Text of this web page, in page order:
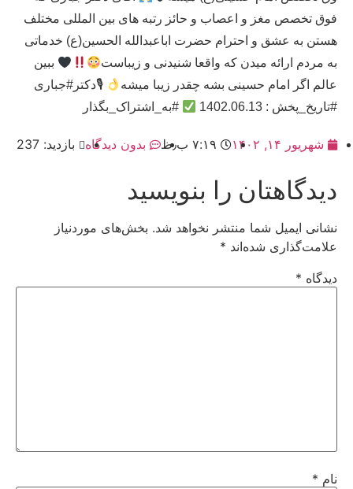
فوق تخصص مغز و اعصاب و حائز رتبه های بین المللی مختلف
هستن به عشق و احترام حضرت اباعبدالله الحسین(ع) خدماتی
به مردم ارائه میدن که واقعا شنیدنی و زیباست
ببین
عالم اگر امام حسینی بشه چقدر زیبا میشه
🎙دکتر#جباری
#تاریخ_پخش : 1402.06.13
#به_اشتراک_بگذار
شهریور ۱۴, ۱۴۰۲ ۷:۱۹ ب٫ظ بدون دیدگاه بازدید: 237
دیدگاهتان را بنویسید
نشانی ایمیل شما منتشر نخواهد شد. بخش‌های موردنیاز
علامت‌گذاری شده‌اند *
دیدگاه *
نام *